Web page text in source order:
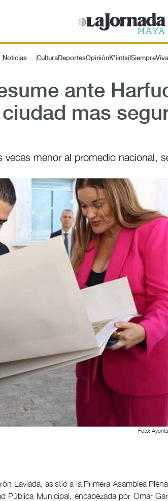
Noticias CulturaDeportesOpiniónK'iintsil SiempreViva
ante
mas
veces menor al promedio nacional,
Foto:
Laviada, asistió a la Primera Asamblea
Pública Municipal, encabezada por Omar